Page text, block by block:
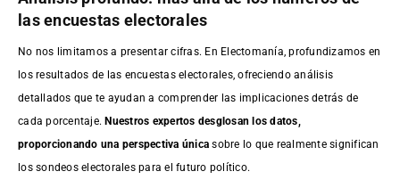
las encuestas electorales
No nos limitamos a presentar cifras. En Electomanía, profundizamos en
los resultados de las encuestas electorales, ofreciendo análisis
detallados que te ayudan a comprender las implicaciones detrás de
cada porcentaje.Nuestros expertos desglosan los datos,
proporcionando una perspectiva única sobre lo que realmente significan
los sondeos electorales para el futuro político.